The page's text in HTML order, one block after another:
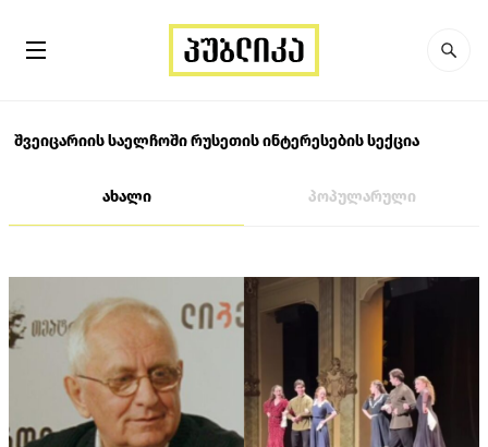
შვეიცარიის საელჩოში რუსეთის ინტერესების სექცია
ახალი პოპულარული